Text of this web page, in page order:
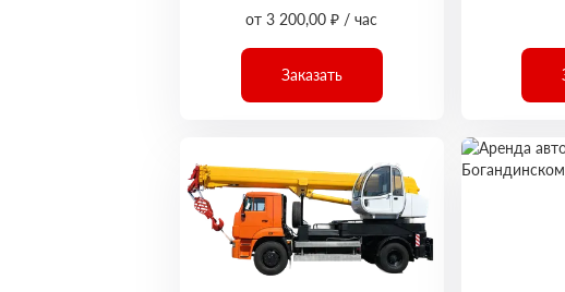
от 3 200,00 ₽ / час
Заказать